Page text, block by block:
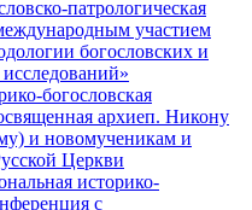
патрологическая
участием
богословских и
богословская
архиеп. Никону
и новомученикам и
Церкви
историко-
с